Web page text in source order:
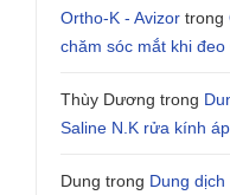
Ortho-K - Avizor trong
chăm sóc mắt khi đeo
Thùy Dương trong
Saline N.K rửa kính
Dung trong Dung